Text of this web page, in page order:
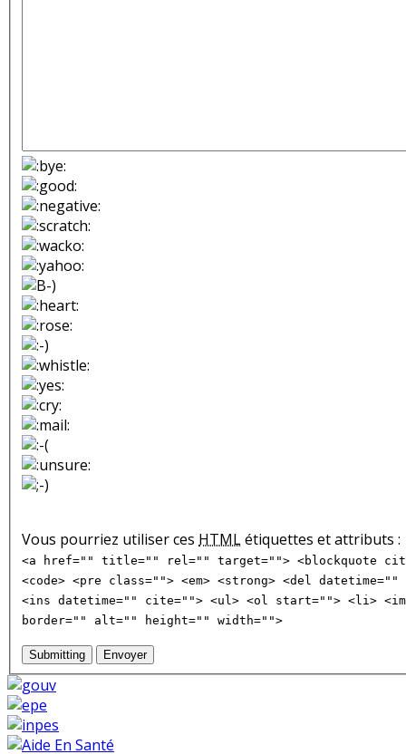
Vous pourriez utiliser ces HTMLétiquettes et attributs :
<a href="" title="" rel="" target=""> <blockquote
<code> <pre class=""> <em> <strong> <del
<ins datetime="" cite=""> <ul> <ol start=""> <li>
border="" alt="" height="" width="">
Submitting Envoyer